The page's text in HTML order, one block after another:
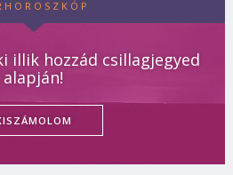
illik hozzád csillagjegyed
alapján!